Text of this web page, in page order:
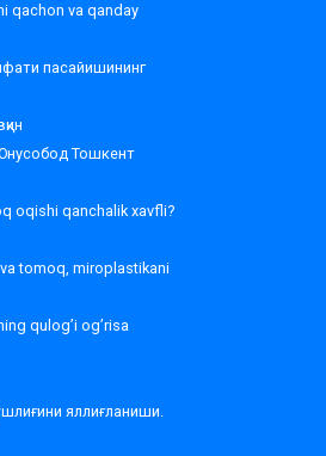
qachon va qanday
пасайишининг
Тошкент
oqishi qanchalik xavfli?
tomoq, miroplastikani
qulog’i og’risa
яллиғланиши.